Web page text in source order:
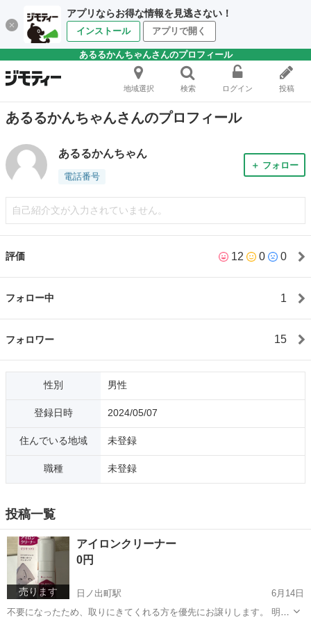
アプリならお得な情報を見逃さない！
インストール アプリで開く
あるるかんちゃんさんのプロフィール
地域選択 検索 ログイン 投稿
あるるかんちゃんさんのプロフィール
あるるかんちゃん
電話番号
＋ フォロー
自己紹介文が入力されていません。
評価 12 0 0
フォロー中 1
フォロワー 15
性別 男性
登録日時 2024/05/07
住んでいる地域 未登録
職種 未登録
投稿一覧
売ります
アイロンクリーナー
0円
日ノ出町駅
6月14日
不要になったため、取りにきてくれる方を優先にお譲りします。 明日